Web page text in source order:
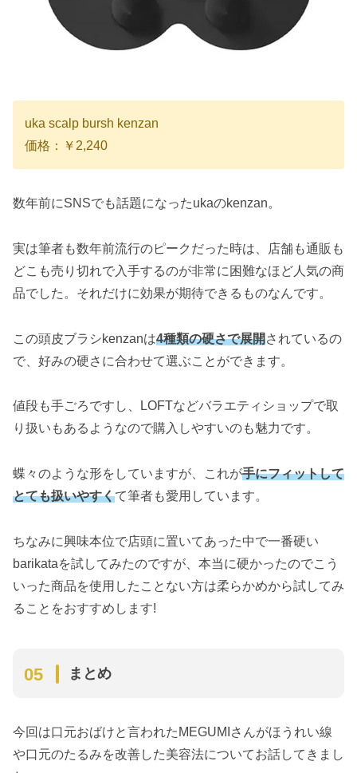
uka scalp bursh kenzan
価格：￥2,240
数年前にSNSでも話題になったukaのkenzan。
実は筆者も数年前流行のピークだった時は、店舗も通販も
どこも売り切れで入手するのが非常に困難なほど人気の商
品でした。それだけに効果が期待できるものなんです。
この頭皮ブラシkenzanは4種類の硬さで展開されているの
で、好みの硬さに合わせて選ぶことができます。
値段も手ごろですし、LOFTなどバラエティショップで取
り扱いもあるようなので購入しやすいのも魅力です。
蝶々のような形をしていますが、これが手にフィットして
とても扱いやすくて筆者も愛用しています。
ちなみに興味本位で店頭に置いてあった中で一番硬い
barikataを試してみたのですが、本当に硬かったのでこう
いった商品を使用したことない方は柔らかめから試してみ
ることをおすすめします!
まとめ
今回は口元おばけと言われたMEGUMIさんがほうれい線
や口元のたるみを改善した美容法についてお話してきまし